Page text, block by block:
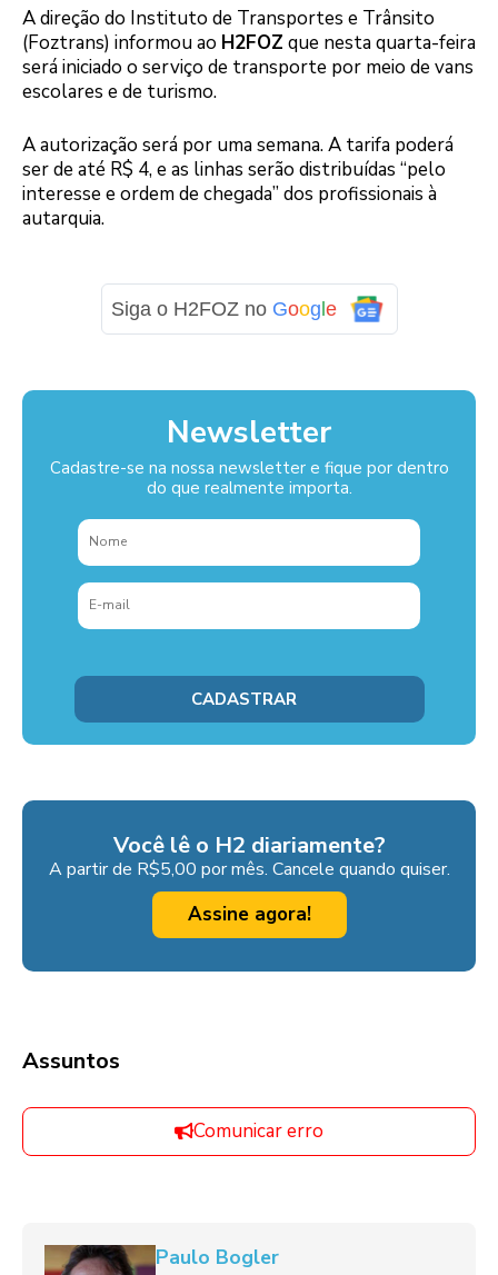
A direção do Instituto de Transportes e Trânsito
(Foztrans) informou ao H2FOZ que nesta quarta-feira
será iniciado o serviço de transporte por meio de vans
escolares e de turismo.
A autorização será por uma semana. A tarifa poderá
ser de até R$ 4, e as linhas serão distribuídas “pelo
interesse e ordem de chegada” dos profissionais à
autarquia.
Siga o H2FOZ no Goog e
Newsletter
Cadastre-se na nossa newsletter e fique por dentro
do que realmente importa.
Você lê o H2 diariamente?
A partir de R$5,00 por mês. Cancele quando quiser.
Assine agora!
Assuntos
Comunicar erro
Paulo Bogler